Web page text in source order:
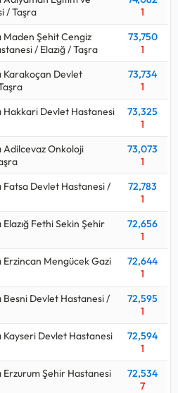
/ Taşra
1
Maden Şehit Cengiz
/ Elazığ / Taşra
73,750
1
Karakoçan Devlet
73,734
1
Hakkari Devlet Hastanesi
73,325
1
Adilcevaz Onkoloji
73,073
1
Fatsa Devlet Hastanesi /
72,783
1
Elazığ Fethi Sekin Şehir
72,656
1
Erzincan Mengücek Gazi
72,644
1
Besni Devlet Hastanesi /
72,595
1
Kayseri Devlet Hastanesi
72,594
1
Erzurum Şehir Hastanesi
72,534
7